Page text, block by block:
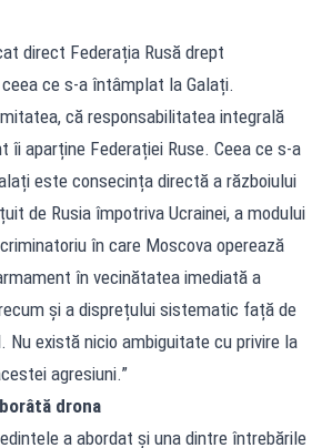
direct Federația Rusă drept
ce s-a întâmplat la Galați.
că responsabilitatea integrală
îi aparține Federației Ruse. Ceea ce s-a
este consecința directă a războiului
de Rusia împotriva Ucrainei, a modului
în care Moscova operează
în vecinătatea imediată a
și a disprețului sistematic față de
Nu există nicio ambiguitate cu privire la
agresiuni.”
drona
a abordat și una dintre întrebările